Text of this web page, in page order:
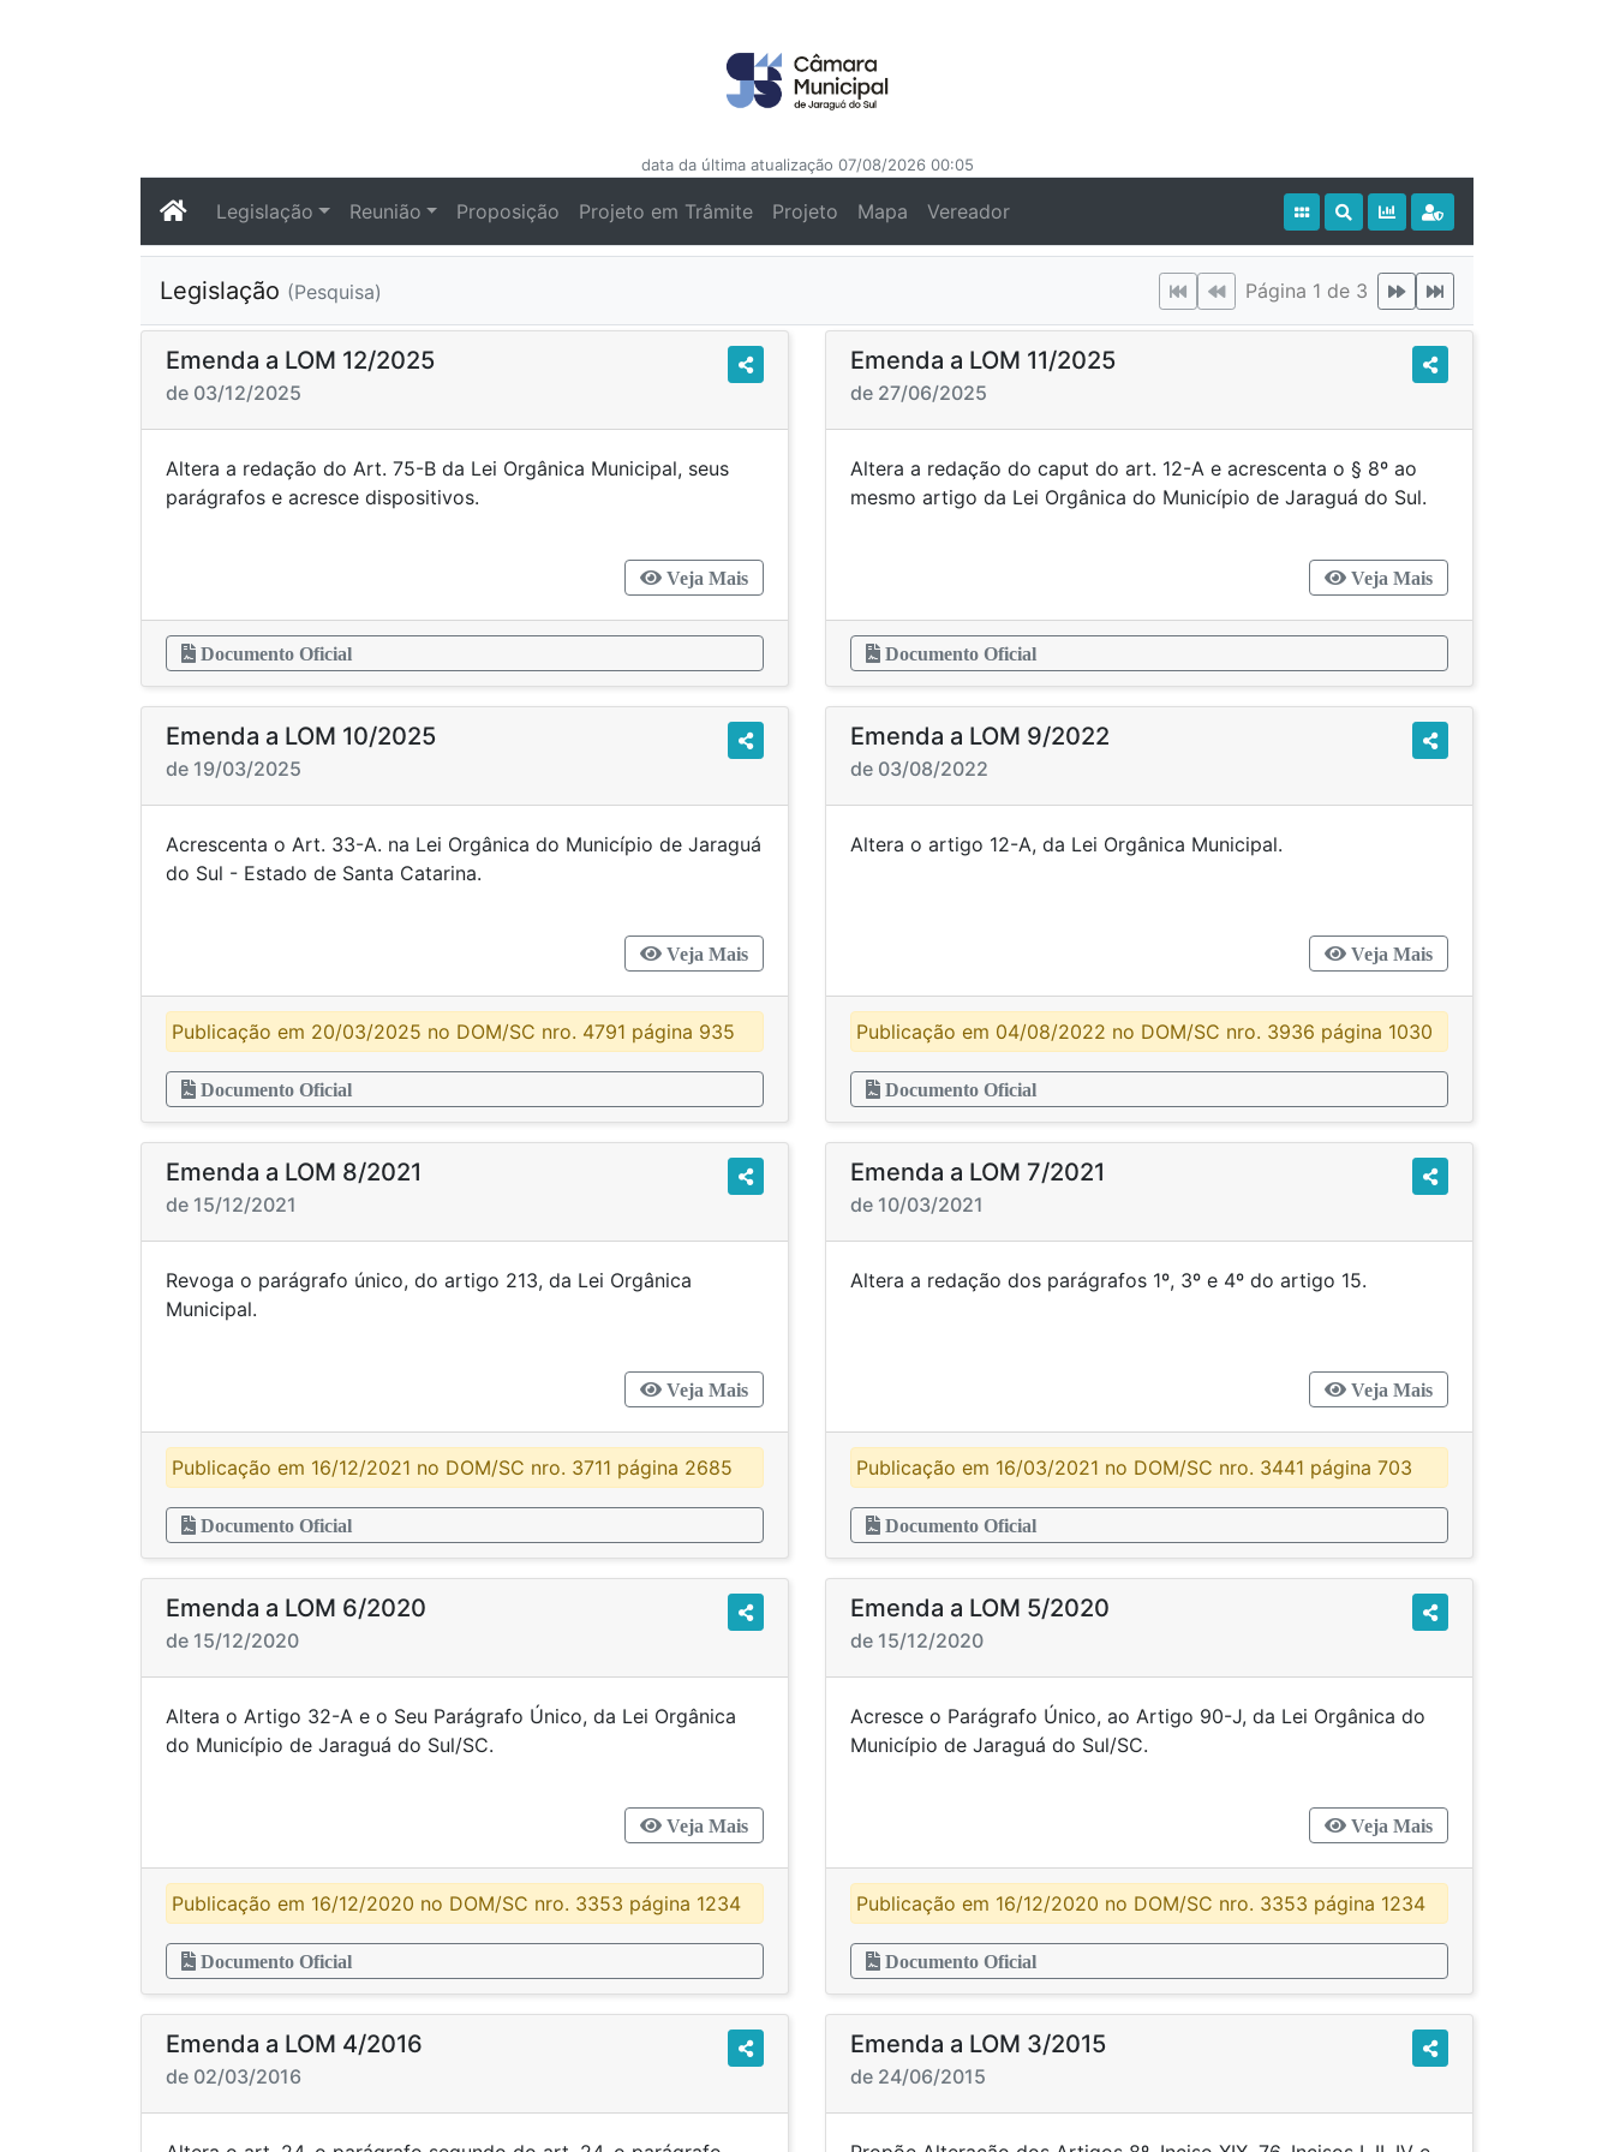
data da última atualização 07/08/2026 00:05
Legislação Reunião Proposição Projeto em Trâmite Projeto Mapa Vereador
Legislação (Pesquisa) Página 1 de 3
Emenda a LOM 12/2025
de 03/12/2025
Altera a redação do Art. 75-B da Lei Orgânica Municipal, seus
parágrafos e acresce dispositivos.
Veja Mais
Documento Oficial
Emenda a LOM 11/2025
de 27/06/2025
Altera a redação do caput do art. 12-A e acrescenta o § 8º ao
mesmo artigo da Lei Orgânica do Município de Jaraguá do Sul.
Veja Mais
Documento Oficial
Emenda a LOM 10/2025
de 19/03/2025
Acrescenta o Art. 33-A. na Lei Orgânica do Município de Jaraguá
do Sul - Estado de Santa Catarina.
Veja Mais
Publicação em 20/03/2025 no DOM/SC nro. 4791 página 935
Documento Oficial
Emenda a LOM 9/2022
de 03/08/2022
Altera o artigo 12-A, da Lei Orgânica Municipal.
Veja Mais
Publicação em 04/08/2022 no DOM/SC nro. 3936 página 1030
Documento Oficial
Emenda a LOM 8/2021
de 15/12/2021
Revoga o parágrafo único, do artigo 213, da Lei Orgânica
Municipal.
Veja Mais
Publicação em 16/12/2021 no DOM/SC nro. 3711 página 2685
Documento Oficial
Emenda a LOM 7/2021
de 10/03/2021
Altera a redação dos parágrafos 1º, 3º e 4º do artigo 15.
Veja Mais
Publicação em 16/03/2021 no DOM/SC nro. 3441 página 703
Documento Oficial
Emenda a LOM 6/2020
de 15/12/2020
Altera o Artigo 32-A e o Seu Parágrafo Único, da Lei Orgânica
do Município de Jaraguá do Sul/SC.
Veja Mais
Publicação em 16/12/2020 no DOM/SC nro. 3353 página 1234
Documento Oficial
Emenda a LOM 5/2020
de 15/12/2020
Acresce o Parágrafo Único, ao Artigo 90-J, da Lei Orgânica do
Município de Jaraguá do Sul/SC.
Veja Mais
Publicação em 16/12/2020 no DOM/SC nro. 3353 página 1234
Documento Oficial
Emenda a LOM 4/2016
de 02/03/2016
Emenda a LOM 3/2015
de 24/06/2015